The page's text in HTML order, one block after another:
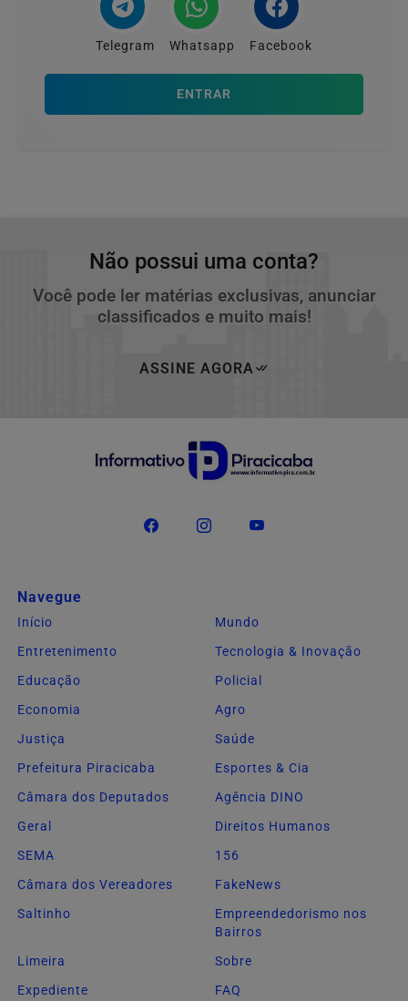
Telegram Whatsapp Facebook
ENTRAR
Não possui uma conta?
Você pode ler matérias exclusivas, anunciar
classificados e muito mais!
ASSINE AGORA
Navegue
Início
Mundo
Entretenimento
Tecnologia & Inovação
Educação
Policial
Economia
Agro
Justiça
Saúde
Prefeitura Piracicaba
Esportes & Cia
Câmara dos Deputados
Agência DINO
Geral
Direitos Humanos
SEMA
156
Câmara dos Vereadores
FakeNews
Saltinho
Empreendedorismo nos
Bairros
Limeira
Sobre
Expediente
FAQ